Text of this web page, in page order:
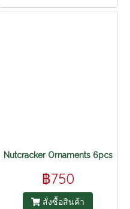
Nutcracker Ornaments 6pcs
฿750
สั่งซื้อสินค้า